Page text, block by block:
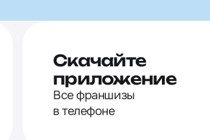
Скачайте
приложение
Все франшизы
в телефоне